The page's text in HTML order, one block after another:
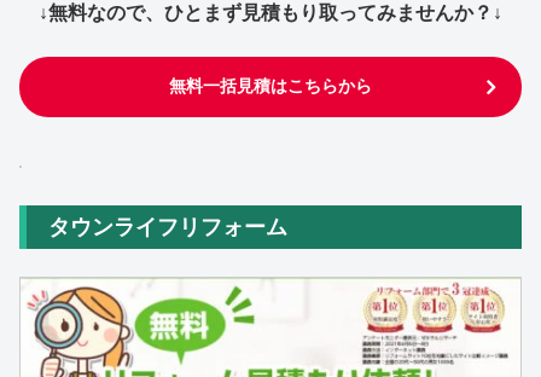
↓無料なので、ひとまず見積もり取ってみませんか？↓
無料一括見積はこちらから
タウンライフリフォーム